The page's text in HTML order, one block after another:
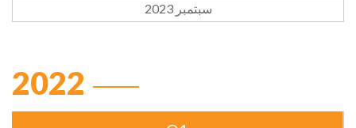
سبتمبر 2023
2022